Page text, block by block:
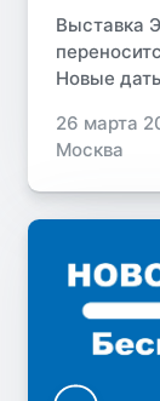
Выставка
Новые
26 марта
Москва